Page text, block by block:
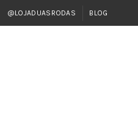
@LOJADUASRODAS BLOG